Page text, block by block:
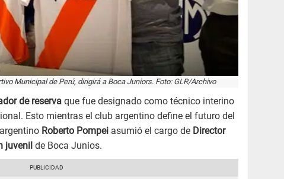
Municipal de Perú, dirigirá a Boca Juniors. Foto: GLR/Archivo
de reserva que fue designado como técnico interino
Esto mientras el club argentino define el futuro del
Roberto Pompei asumió el cargo de Director
juvenil de Boca Junios.